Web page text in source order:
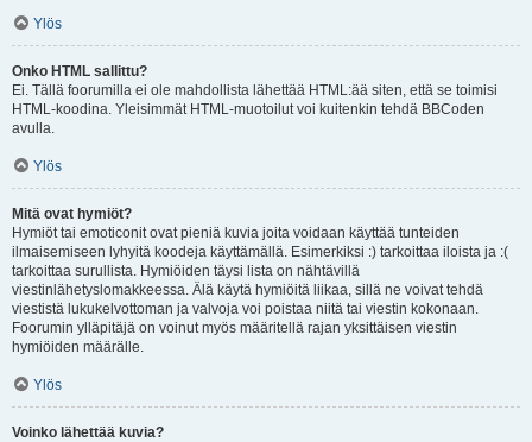
Ylös
Onko HTML sallittu?
Ei. Tällä foorumilla ei ole mahdollista lähettää HTML:ää siten, että se toimisi
HTML-koodina. Yleisimmät HTML-muotoilut voi kuitenkin tehdä BBCoden
avulla.
Ylös
Mitä ovat hymiöt?
Hymiöt tai emoticonit ovat pieniä kuvia joita voidaan käyttää tunteiden
ilmaisemiseen lyhyitä koodeja käyttämällä. Esimerkiksi :) tarkoittaa iloista ja :(
tarkoittaa surullista. Hymiöiden täysi lista on nähtävillä
viestinlähetyslomakkeessa. Älä käytä hymiöitä liikaa, sillä ne voivat tehdä
viestistä lukukelvottoman ja valvoja voi poistaa niitä tai viestin kokonaan.
Foorumin ylläpitäjä on voinut myös määritellä rajan yksittäisen viestin
hymiöiden määrälle.
Ylös
Voinko lähettää kuvia?